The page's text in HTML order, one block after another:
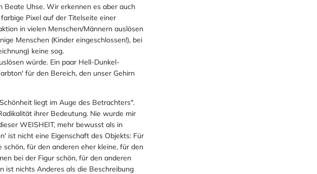
Beate Uhse. Wir erkennen es aber auch
Pixel auf der Titelseite einer
in vielen Menschen/Männern auslösen
Menschen (Kinder eingeschlossen!), bei
keine sog.
würde. Ein paar Hell-Dunkel-
für den Bereich, den unser Gehirn
liegt im Auge des Betrachters".
ihrer Bedeutung. Nie wurde mir
WEISHEIT, mehr bewusst als in
ist nicht eine Eigenschaft des Objekts: Für
für den anderen eher kleine, für den
bei der Figur schön, für den anderen
ist nichts Anderes als die Beschreibung